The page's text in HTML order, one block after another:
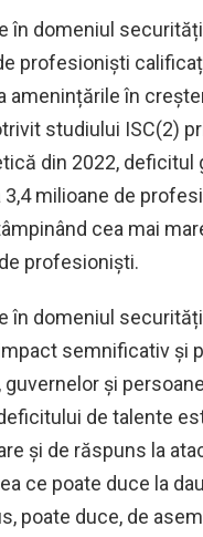
în domeniul
profesioniști
amenințările în
studiului ISC(2)
din 2022, deficitul
milioane de
cea mai
profesioniști.
în domeniul
semnificativ și
și
de talente
și de răspuns la
ce poate duce la
poate duce, de